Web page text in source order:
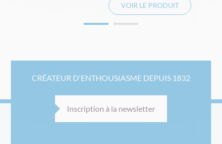
VOIR LE PRODUIT
CRÉATEUR D'ENTHOUSIASME DEPUIS 1832
Inscription à la newsletter